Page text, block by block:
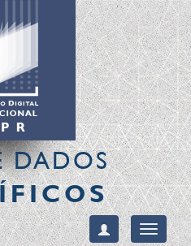
DADOS
Toggle